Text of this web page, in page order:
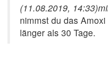
(11.08.2019, 14:33)
nimmst du das
länger als 30 Tage.